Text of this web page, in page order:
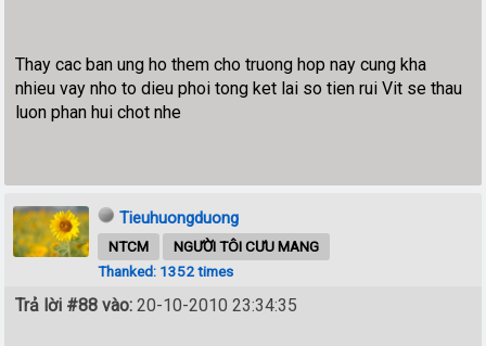
Thay cac ban ung ho them cho truong hop nay cung kha
nhieu vay nho to dieu phoi tong ket lai so tien rui Vit se thau
luon phan hui chot nhe
Tieuhuongduong
NTCM
NGƯỜI TÔI CƯU MANG
Thanked: 1352 times
Trả lời #88 vào: 20-10-2010 23:34:35